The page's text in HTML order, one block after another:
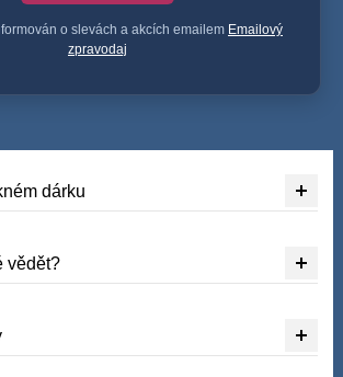
o slevách a akcích emailem Emailový
zpravodaj
dárku
vědět?